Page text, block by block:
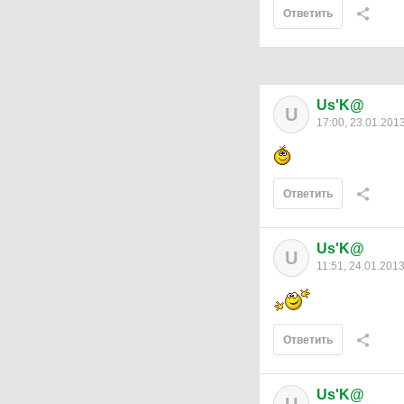
Ответить
U Us'K@
17:00,
Ответить
U Us'K@
11:51, 24.01.2013
Ответить
Us'K@